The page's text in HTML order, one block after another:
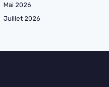
Mai 2026
Juillet 2026